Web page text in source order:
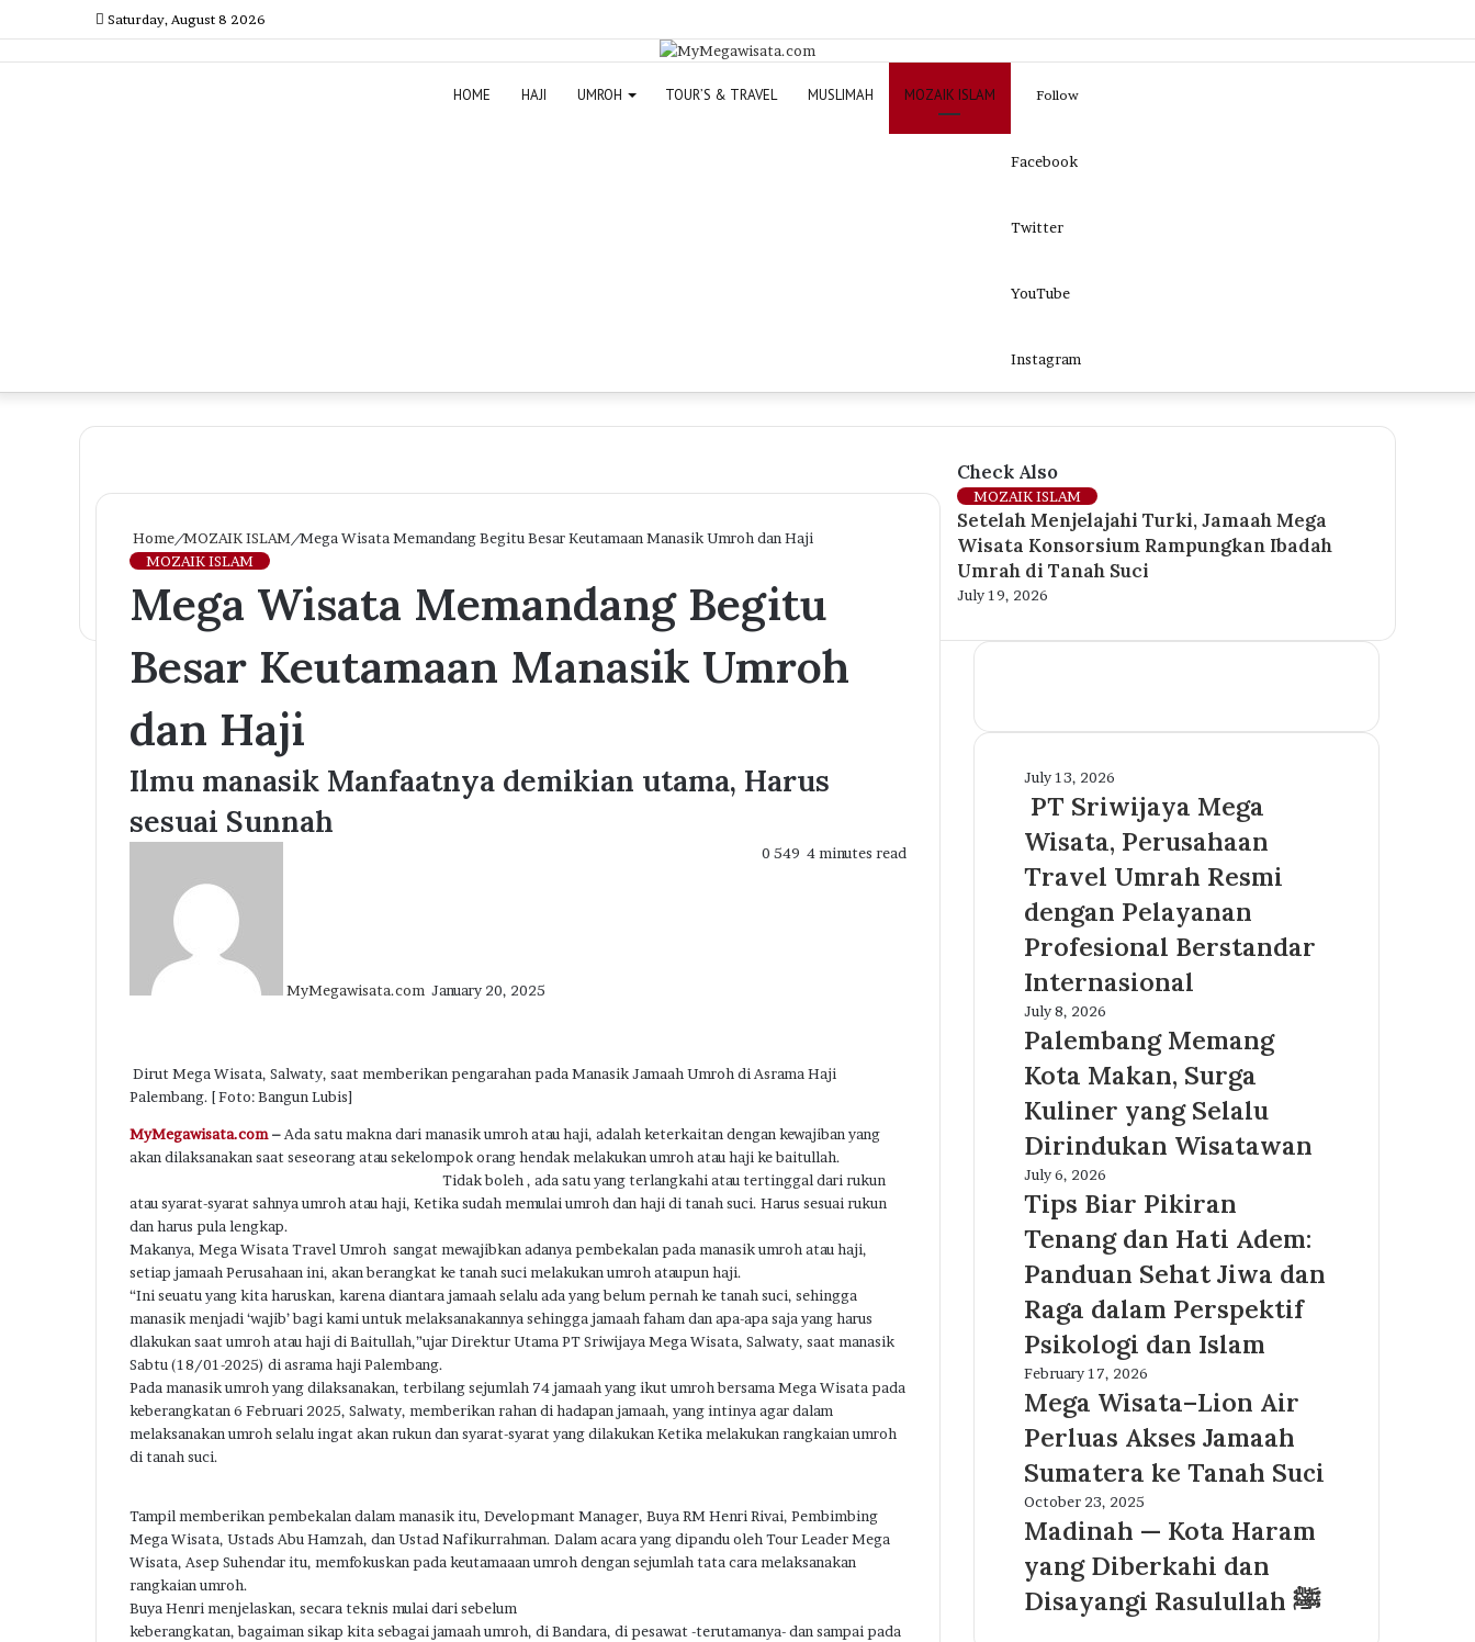
Saturday, August 8 2026
HOME HAJI UMROH TOUR’S & TRAVEL MUSLIMAH MOZAIK ISLAM Follow
Facebook
Twitter
YouTube
Instagram
Home/MOZAIK ISLAM/Mega Wisata Memandang Begitu Besar Keutamaan Manasik Umroh dan Haji
MOZAIK ISLAM
Mega Wisata Memandang Begitu
Besar Keutamaan Manasik Umroh
dan Haji
Ilmu manasik Manfaatnya demikian utama, Harus
sesuai Sunnah
MyMegawisata.com January 20, 2025
0 549 4 minutes read
Dirut Mega Wisata, Salwaty, saat memberikan pengarahan pada Manasik Jamaah Umroh di Asrama Haji
Palembang. [ Foto: Bangun Lubis]
MyMegawisata.com–Ada satu makna dari manasik umroh atau haji, adalah keterkaitan dengan kewajiban yang
akan dilaksanakan saat seseorang atau sekelompok orang hendak melakukan umroh atau haji ke baitullah.
Tidak boleh , ada satu yang terlangkahi atau tertinggal dari rukun
atau syarat-syarat sahnya umroh atau haji, Ketika sudah memulai umroh dan haji di tanah suci. Harus sesuai rukun
dan harus pula lengkap.
Makanya, Mega Wisata Travel Umroh sangat mewajibkan adanya pembekalan pada manasik umroh atau haji,
setiap jamaah Perusahaan ini, akan berangkat ke tanah suci melakukan umroh ataupun haji.
“Ini seuatu yang kita haruskan, karena diantara jamaah selalu ada yang belum pernah ke tanah suci, sehingga
manasik menjadi ‘wajib’ bagi kami untuk melaksanakannya sehingga jamaah faham dan apa-apa saja yang harus
dlakukan saat umroh atau haji di Baitullah,”ujar Direktur Utama PT Sriwijaya Mega Wisata, Salwaty, saat manasik
Sabtu (18/01-2025) di asrama haji Palembang.
Pada manasik umroh yang dilaksanakan, terbilang sejumlah 74 jamaah yang ikut umroh bersama Mega Wisata pada
keberangkatan 6 Februari 2025, Salwaty, memberikan rahan di hadapan jamaah, yang intinya agar dalam
melaksanakan umroh selalu ingat akan rukun dan syarat-syarat yang dilakukan Ketika melakukan rangkaian umroh
di tanah suci.
Tampil memberikan pembekalan dalam manasik itu, Developmant Manager, Buya RM Henri Rivai, Pembimbing
Mega Wisata, Ustads Abu Hamzah, dan Ustad Nafikurrahman. Dalam acara yang dipandu oleh Tour Leader Mega
Wisata, Asep Suhendar itu, memfokuskan pada keutamaaan umroh dengan sejumlah tata cara melaksanakan
rangkaian umroh.
Buya Henri menjelaskan, secara teknis mulai dari sebelum
keberangkatan, bagaiman sikap kita sebagai jamaah umroh, di Bandara, di pesawat -terutamanya- dan sampai pada
Check Also
CloseMOZAIK ISLAM
Setelah Menjelajahi Turki, Jamaah Mega
Wisata Konsorsium Rampungkan Ibadah
Umrah di Tanah Suci
July 19, 2026
PT
Sriwijaya
Wisata,
Perusahaan
Travel
Umrah
Resmi
dengan
Pelayanan
Profesional
Berstandar
Internasional
July 13, 2026
PT Sriwijaya Mega
Wisata, Perusahaan
Travel Umrah Resmi
dengan Pelayanan
Profesional Berstandar
Internasional
Palembang
Memang
Makan,
Surga
Kuliner
yang
Selalu
Dirindukan
Wisatawan
July 8, 2026
Palembang Memang
Kota Makan, Surga
Kuliner yang Selalu
Dirindukan Wisatawan
Tips
Biar
Pikiran
Tenang
dan
Hati
Adem:
Panduan
Sehat
Jiwa
dan
Raga
dalam
Perspektif
Psikologi
dan
Islam
July 6, 2026
Tips Biar Pikiran
Tenang dan Hati Adem:
Panduan Sehat Jiwa dan
Raga dalam Perspektif
Psikologi dan Islam
Mega
Wisata–
Air
Perluas
Akses
Jamaah
Sumatera
Tanah
Suci
February 17, 2026
Mega Wisata–Lion Air
Perluas Akses Jamaah
Sumatera ke Tanah Suci
Madinah
—
Haram
yang
Diberkahi
October 23, 2025
Madinah — Kota Haram
yang Diberkahi dan
Disayangi Rasulullah ﷺ